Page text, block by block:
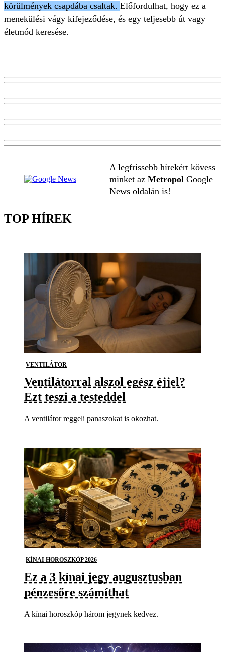
körülmények csapdába csaltak. Előfordulhat, hogy ez a
menekülési vágy kifejeződése, és egy teljesebb út vagy
életmód keresése.
A legfrissebb hírekért kövess
minket az Metropol Google
News oldalán is!
TOP HÍREK
VENTILÁTOR
Ventilátorral alszol egész éjjel?
Ezt teszi a testeddel
A ventilátor reggeli panaszokat is okozhat.
KÍNAI HOROSZKÓP 2026
Ez a 3 kínai jegy augusztusban
pénzesőre számíthat
A kínai horoszkóp három jegynek kedvez.